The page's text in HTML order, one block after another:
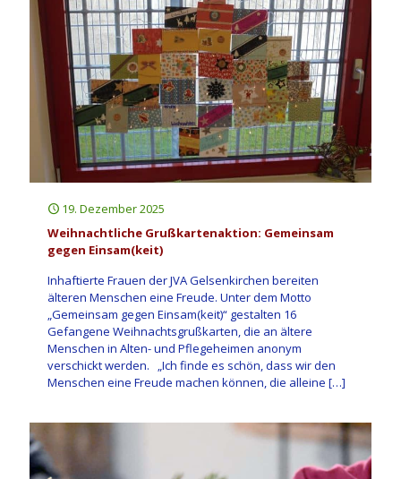
19. Dezember 2025
Weihnachtliche Grußkartenaktion: Gemeinsam
gegen Einsam(keit)
Inhaftierte Frauen der JVA Gelsenkirchen bereiten
älteren Menschen eine Freude. Unter dem Motto
„Gemeinsam gegen Einsam(keit)“ gestalten 16
Gefangene Weihnachtsgrußkarten, die an ältere
Menschen in Alten- und Pflegeheimen anonym
verschickt werden. „Ich finde es schön, dass wir den
Menschen eine Freude machen können, die alleine […]